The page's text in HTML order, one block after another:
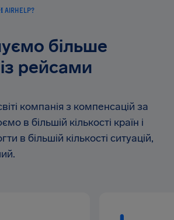
більше
рейсами
компанія з компенсацій за
в більшій кількості країн і
в більшій кількості ситуацій,